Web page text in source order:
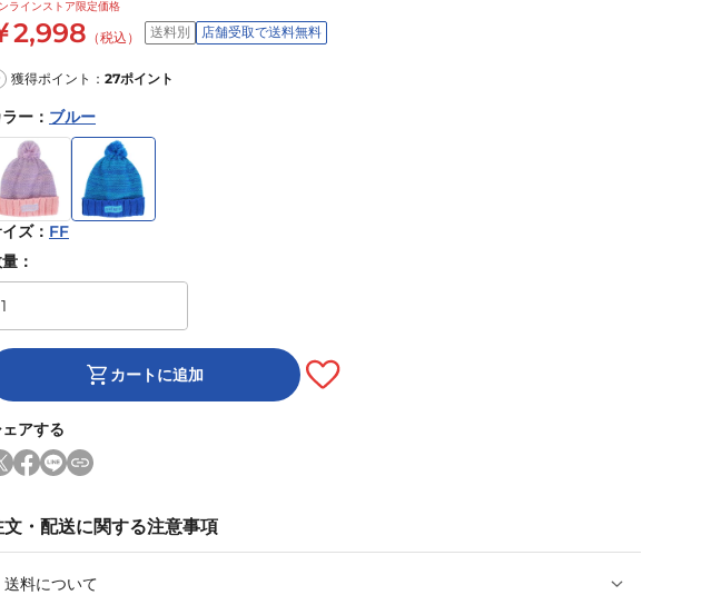
ラインストア限定価格
2,998 （税込） 送料別 店舗受取で送料無料
獲得ポイント： 27ポイント
ー ： ブルー
ズ： FF
：
カートに追加
アする
文・配送に関する注意事項
送料について